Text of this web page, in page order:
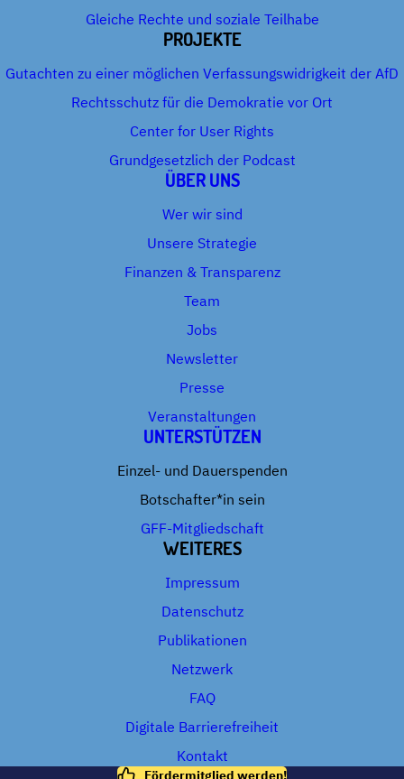
Gleiche Rechte und soziale Teilhabe
PROJEKTE
Gutachten zu einer möglichen Verfassungswidrigkeit der AfD
Rechtsschutz für die Demokratie vor Ort
Center for User Rights
Grundgesetzlich der Podcast
ÜBER UNS
Wer wir sind
Unsere Strategie
Finanzen & Transparenz
Team
Jobs
Newsletter
Presse
Veranstaltungen
UNTERSTÜTZEN
Einzel- und Dauerspenden
Botschafter*in sein
GFF-Mitgliedschaft
WEITERES
Impressum
Datenschutz
Publikationen
Netzwerk
FAQ
Digitale Barrierefreiheit
Kontakt
Fördermitglied werden!